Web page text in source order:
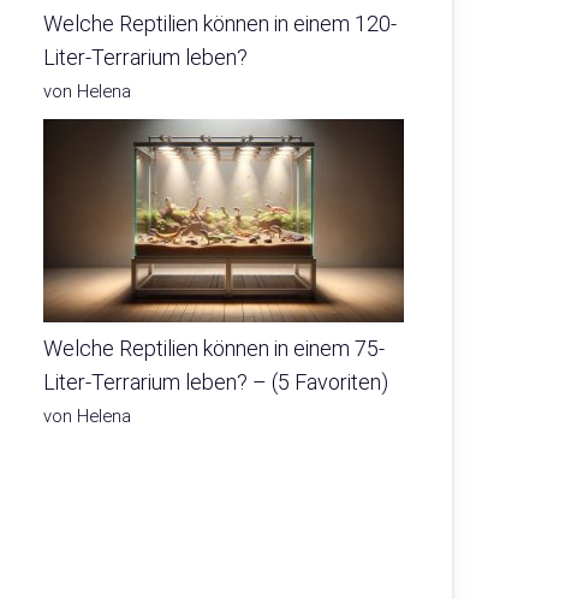
Welche Reptilien können in einem 120-
Liter-Terrarium leben?
von Helena
Welche Reptilien können in einem 75-
Liter-Terrarium leben? – (5 Favoriten)
von Helena